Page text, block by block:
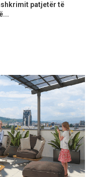
patjetër të